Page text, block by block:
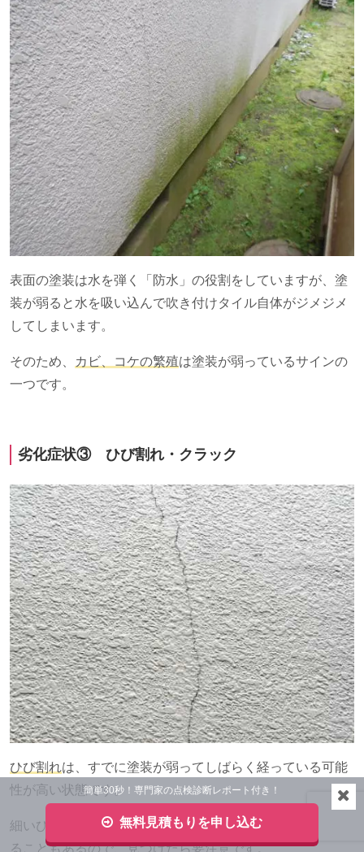
表面の塗装は水を弾く「防水」の役割をしていますが、塗
装が弱ると水を吸い込んで吹き付けタイル自体がジメジメ
してしまいます。
そのため、 カビ、コケの繁殖は塗装が弱っているサインの
一つです。
劣化症状③ ひび割れ・クラック
ひび割れは、すでに塗装が弱ってしばらく経っている可能
性が高い状態です。
細いひび割れだったとしてもここから一気に傷みが進行す
ることもあるので、見つけたら要注意です。
簡単30秒！専門家の点検診断レポート付き！
無料見積もりを申し込む